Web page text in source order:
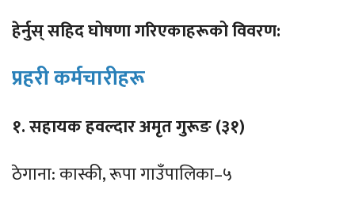
हेर्नुस् सहिद घोषणा गरिएकाहरूको विवरण:
प्रहरी कर्मचारीहरू
१. सहायक हवल्दार अमृत गुरूङ (३१)
ठेगाना: कास्की, रूपा गाउँपालिका–५